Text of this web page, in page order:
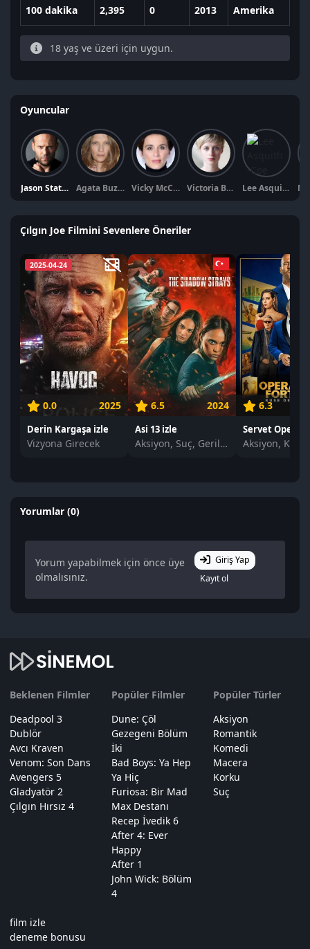
100 dakika 2,395 0 2013 Amerika
18 yaş ve üzeri için uygun.
Oyuncular
Jason Statham Agata Buzek Vicky McClure Victoria Bewick Lee Asquith-Coe
Çılgın Joe Filmini Sevenlere Öneriler
2025-04-24
0.0 2025
Derin Kargaşa izle
Vizyona Girecek
6.5 2024
Asi 13 izle
Aksiyon, Suç, Gerilim
6.3
Yorumlar (0)
Yorum yapabilmek için önce üye
olmalısınız.
Giriş Yap
Kayıt ol
Beklenen Filmler
Deadpool 3
Dublör
Avcı Kraven
Venom: Son Dans
Avengers 5
Gladyatör 2
Çılgın Hırsız 4
Popüler Filmler
Dune: Çöl
Gezegeni Bölüm
İki
Bad Boys: Ya Hep
Ya Hiç
Furiosa: Bir Mad
Max Destanı
Recep İvedik 6
After 4: Ever
Happy
After 1
John Wick: Bölüm
4
Popüler Türler
Aksiyon
Romantik
Komedi
Macera
Korku
Suç
film izle
deneme bonusu